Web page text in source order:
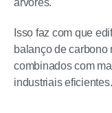
Isso faz com que
balanço de
combinados com
industriais eficientes.